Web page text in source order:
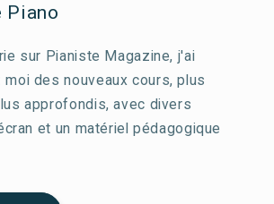
Piano
sur Pianiste Magazine, j'ai
moi des nouveaux cours, plus
approfondis, avec divers
et un matériel pédagogique